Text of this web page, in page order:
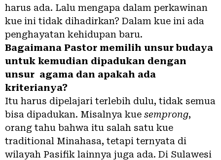
harus ada. Lalu mengapa dalam perkawinan
kue ini tidak dihadirkan? Dalam kue ini ada
penghayatan kehidupan baru.
Bagaimana Pastor memilih unsur budaya
untuk kemudian dipadukan dengan
unsur agama dan apakah ada
kriterianya?
Itu harus dipelajari terlebih dulu, tidak semua
bisa dipadukan. Misalnya kue semprong,
orang tahu bahwa itu salah satu kue
traditional Minahasa, tetapi ternyata di
wilayah Pasifik lainnya juga ada. Di Sulawesi